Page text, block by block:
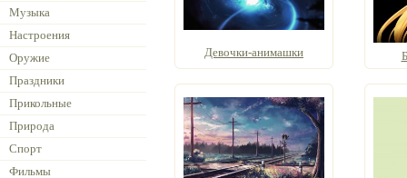
Музыка
Настроения
Оружие
Праздники
Прикольные
Природа
Спорт
Фильмы
Девочки-анимашки